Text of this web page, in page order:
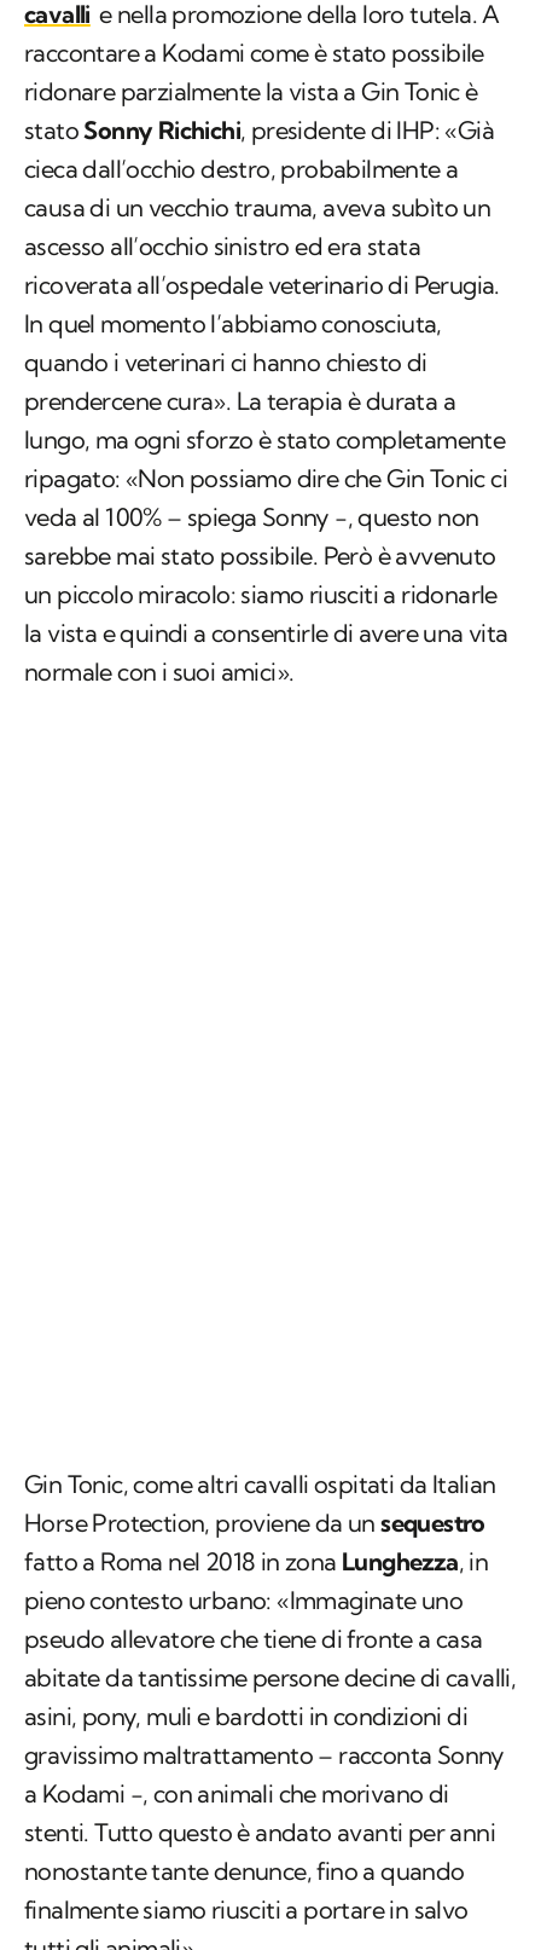
cavalli e nella promozione della loro tutela. A
raccontare a Kodami come è stato possibile
ridonare parzialmente la vista a Gin Tonic è
statoSonny Richichi, presidente di IHP: «Già
cieca dall’occhio destro, probabilmente a
causa di un vecchio trauma, aveva subìto un
ascesso all’occhio sinistro ed era stata
ricoverata all’ospedale veterinario di Perugia.
In quel momento l’abbiamo conosciuta,
quando i veterinari ci hanno chiesto di
prendercene cura». La terapia è durata a
lungo, ma ogni sforzo è stato completamente
ripagato: «Non possiamo dire che Gin Tonic ci
veda al 100% – spiega Sonny -, questo non
sarebbe mai stato possibile. Però è avvenuto
un piccolo miracolo: siamo riusciti a ridonarle
la vista e quindi a consentirle di avere una vita
normale con i suoi amici».
Gin Tonic, come altri cavalli ospitati da Italian
Horse Protection, proviene da unsequestro
fatto a Roma nel 2018 in zona Lunghezza, in
pieno contesto urbano: «Immaginate uno
pseudo allevatore che tiene di fronte a casa
abitate da tantissime persone decine di cavalli,
asini, pony, muli e bardotti in condizioni di
gravissimo maltrattamento – racconta Sonny
a Kodami -, con animali che morivano di
stenti. Tutto questo è andato avanti per anni
nonostante tante denunce, fino a quando
finalmente siamo riusciti a portare in salvo